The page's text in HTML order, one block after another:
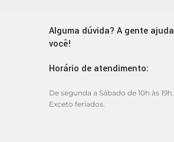
Alguma dúvida? A gente ajuda
você!
Horário de atendimento:
De segunda a Sábado de 10h às 19h.
Exceto feriados.